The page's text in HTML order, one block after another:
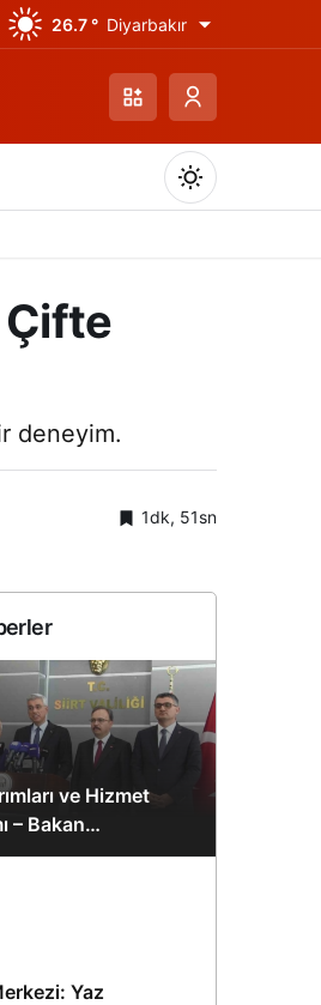
26.7 ° Diyarbakır
Çifte
deneyim.
1dk, 51sn
ve Hizmet
– Bakan
Yaz